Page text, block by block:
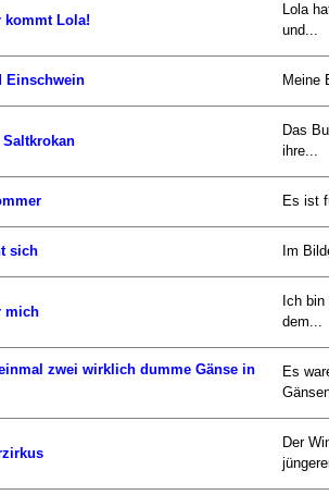
kommt Lola!
Lola
und...
Einschwein Meine
Das
ihre...
Es ist
sich Im
mich
Ich
dem...
zwei wirklich dumme Gänse in
Es
Der